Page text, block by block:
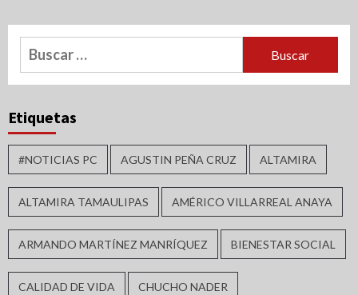
Buscar:
Etiquetas
#NOTICIAS PC AGUSTIN PEÑA CRUZ ALTAMIRA
ALTAMIRA TAMAULIPAS AMÉRICO VILLARREAL ANAYA
ARMANDO MARTÍNEZ MANRÍQUEZ BIENESTAR SOCIAL
CALIDAD DE VIDA CHUCHO NADER